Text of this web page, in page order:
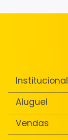
Institucional
Aluguel
Vendas